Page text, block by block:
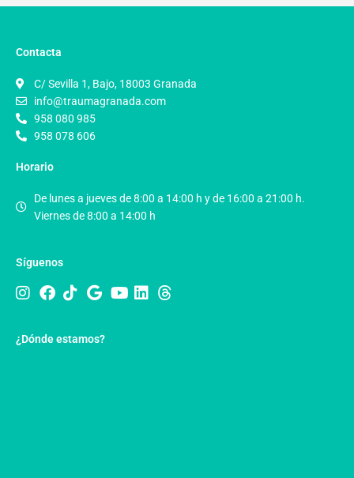
Contacta
C/ Sevilla 1, Bajo, 18003 Granada
info@traumagranada.com
958 080 985
958 078 606
Horario
De lunes a jueves de 8:00 a 14:00 h y de 16:00 a 21:00 h.
Viernes de 8:00 a 14:00 h
Síguenos
¿Dónde estamos?